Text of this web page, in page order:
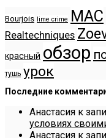
Bourjois lime crime MAC
Realtechniques
красный обзор
тушь урок
Последние
Анастасия к
условиях
Анастасия к